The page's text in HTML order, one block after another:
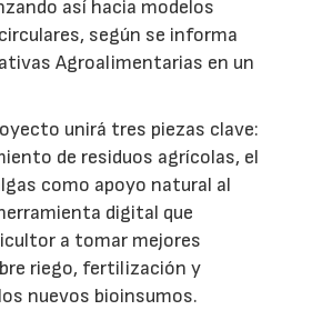
así hacia modelos
según se informa
Agroalimentarias en un
unirá tres piezas clave:
de residuos agrícolas, el
como apoyo natural al
digital que
a tomar mejores
riego, fertilización y
nuevos bioinsumos.